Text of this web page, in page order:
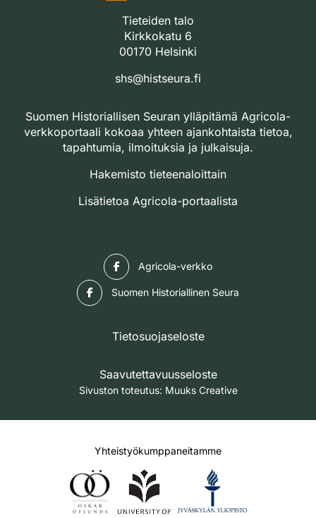
Tieteiden talo
Kirkkokatu 6
00170 Helsinki
shs@histseura.fi
Suomen Historiallisen Seuran ylläpitämä Agricola-
verkkoportaali kokoaa yhteen ajankohtaista tietoa,
tapahtumia, ilmoituksia ja julkaisuja.
Hakemisto tieteenaloittain
Lisätietoa Agricola-portaalista
Agricola-verkko
Suomen Historiallinen Seura
Tietosuojaseloste
Saavutettavuusseloste
Sivuston toteutus: Muuks Creative
Yhteistyökumppaneitamme